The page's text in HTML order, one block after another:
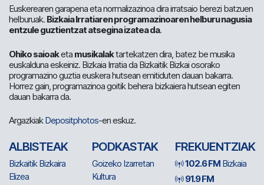
Euskerearen garapena eta normalizazinoa dira irratsaio berezi batzuen
helburuak. Bizkaia Irratiaren programazinoaren helburu nagusia
entzule guztientzat atsegina izatea da.
Ohiko saioaketa musikalaktartekatzen dira, batez be musika
euskalduna eskeiniz. Bizkaia Irratia da Bizkaitik Bizkai osorako
programazino guztia euskera hutsean emitiduten dauan bakarra.
Horrez gain, programazinoa goitik behera bizkaiera hutsean egiten
dauan bakarra da.
ArgazkiakDepositphotos-en eskuz.
ALBISTEAK
Bizkaitik Bizkaira
Elizea
PODKASTAK
Goizeko Izarretan
Kultura
FREKUENTZIAK
102.6 FM Bizkaia
91.9 FM